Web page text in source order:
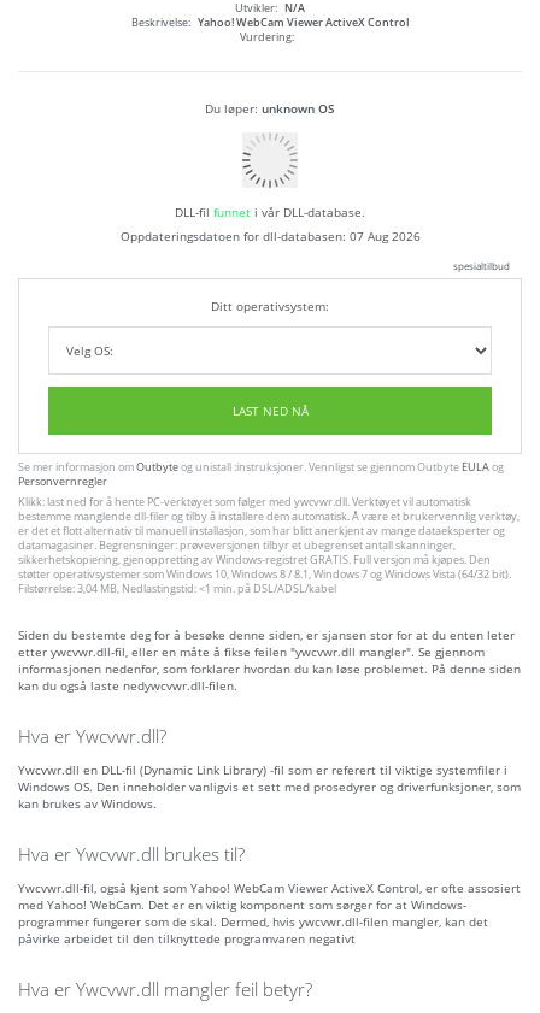
Utvikler: N/A
Beskrivelse: Yahoo! WebCam Viewer ActiveX Control
Vurdering:
Du løper: unknown OS
DLL-fil funnet i vår DLL-database.
Oppdateringsdatoen for dll-databasen: 07 Aug 2026
spesialtilbud
Ditt operativsystem:
LAST NED NÅ
Se mer informasjon omOutbyteog unistall :instruksjoner. Vennligst se gjennom Outbyte EULAog
Personvernregler
Klikk: last ned for å hente PC-verktøyet som følger med ywcvwr.dll. Verktøyet vil automatisk
bestemme manglende dll-filer og tilby å installere dem automatisk. Å være et brukervennlig verktøy,
er det et flott alternativ til manuell installasjon, som har blitt anerkjent av mange dataeksperter og
datamagasiner. Begrensninger: prøveversjonen tilbyr et ubegrenset antall skanninger,
sikkerhetskopiering, gjenoppretting av Windows-registret GRATIS. Full versjon må kjøpes. Den
støtter operativsystemer som Windows 10, Windows 8 / 8.1, Windows 7 og Windows Vista (64/32 bit).
Filstørrelse: 3,04 MB, Nedlastingstid: <1 min. på DSL/ADSL/kabel
Siden du bestemte deg for å besøke denne siden, er sjansen stor for at du enten leter
etter ywcvwr.dll-fil, eller en måte å fikse feilen "ywcvwr.dll mangler". Se gjennom
informasjonen nedenfor, som forklarer hvordan du kan løse problemet. På denne siden
kan du også laste nedywcvwr.dll-filen.
Hva er Ywcvwr.dll?
Ywcvwr.dll en DLL-fil (Dynamic Link Library) -fil som er referert til viktige systemfiler i
Windows OS. Den inneholder vanligvis et sett med prosedyrer og driverfunksjoner, som
kan brukes av Windows.
Hva er Ywcvwr.dll brukes til?
Ywcvwr.dll-fil, også kjent som Yahoo! WebCam Viewer ActiveX Control, er ofte assosiert
med Yahoo! WebCam. Det er en viktig komponent som sørger for at Windows-
programmer fungerer som de skal. Dermed, hvis ywcvwr.dll-filen mangler, kan det
påvirke arbeidet til den tilknyttede programvaren negativt
Hva er Ywcvwr.dll mangler feil betyr?